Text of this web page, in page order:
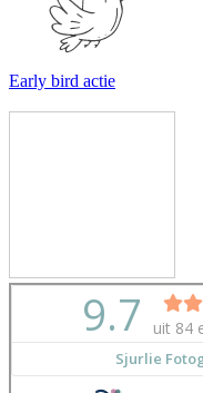
Early bird actie